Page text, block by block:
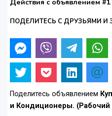
Действия с объявлением
ПОДЕЛИТЕСЬ С ДРУЗЬЯМИ
Поделитесь объявлением
и Кондиционеры. (Рабочий